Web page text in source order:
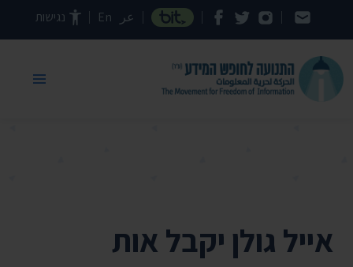
דילוג לתוכן העמוד عر En נגישות
אייל גולן יקבל אות